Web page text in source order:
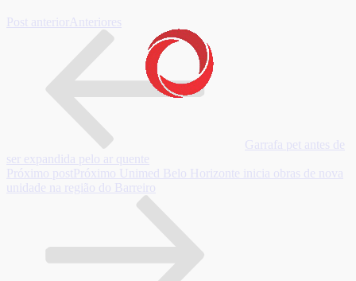
Post anterior Anteriores
Garrafa pet antes de
ser expandida pelo ar quente
Próximo post Próximo Unimed Belo Horizonte inicia obras de nova
unidade na região do Barreiro